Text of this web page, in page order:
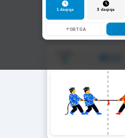
1 daqiqa 3 daqiqa
ORTGA